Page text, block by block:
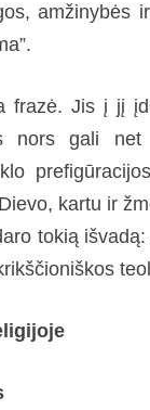
amžinybės
frazė. Jis į jį
nors gali
kartu ir
tokią